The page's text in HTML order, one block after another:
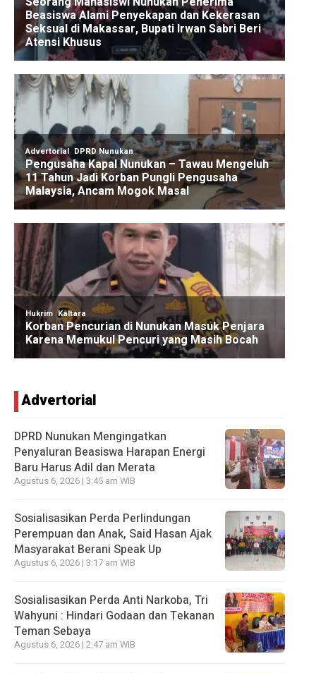
Advertorial
DPRD Nunukan Mengingatkan
Penyaluran Beasiswa Harapan Energi
Baru Harus Adil dan Merata
Agustus 6, 2026 | 3:45 am WIB
Sosialisasikan Perda Perlindungan
Perempuan dan Anak, Said Hasan Ajak
Masyarakat Berani Speak Up
Agustus 6, 2026 | 3:17 am WIB
Sosialisasikan Perda Anti Narkoba, Tri
Wahyuni : Hindari Godaan dan Tekanan
Teman Sebaya
Agustus 6, 2026 | 2:47 am WIB